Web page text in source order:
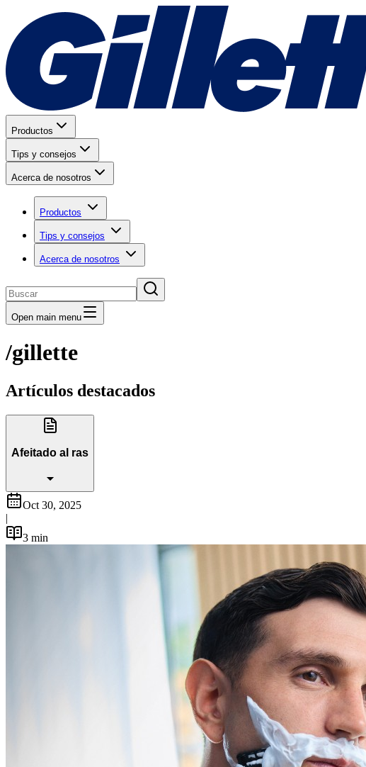
Productos
Tips y consejos
Acerca de nosotros
Productos
Tips y consejos
Acerca de nosotros
Open main menu
/gillette
Artículos destacados
Afeitado al ras
Oct 30, 2025
|
3 min